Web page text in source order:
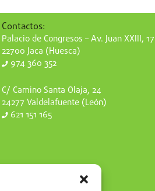
Contactos:
Palacio de Congresos – Av. Juan XXIII, 17
22700 Jaca (Huesca)
974 360 352
C/ Camino Santa Olaja, 24
24277 Valdelafuente (León)
621 151 165